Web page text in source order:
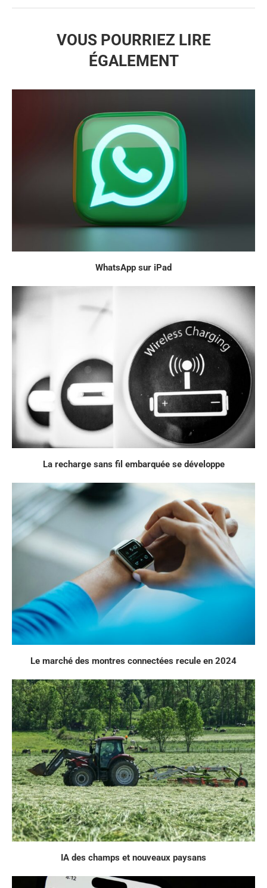
VOUS POURRIEZ LIRE
ÉGALEMENT
WhatsApp sur iPad
La recharge sans fil embarquée se développe
Le marché des montres connectées recule en 2024
IA des champs et nouveaux paysans